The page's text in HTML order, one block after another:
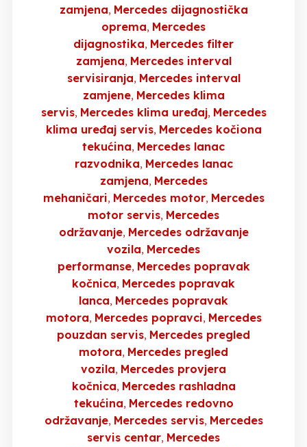
zamjena Mercedes dijagnostička
oprema Mercedes
dijagnostika Mercedes filter
zamjena Mercedes interval
servisiranja Mercedes interval
zamjene Mercedes klima
servis Mercedes klima uređaj Mercedes
klima uređaj servis Mercedes kočiona
tekućina Mercedes lanac
razvodnika Mercedes lanac
zamjena Mercedes
mehaničari Mercedes motor Mercedes
motor servis Mercedes
održavanje Mercedes održavanje
vozila Mercedes
performanse Mercedes popravak
kočnica Mercedes popravak
lanca Mercedes popravak
motora Mercedes popravci Mercedes
pouzdan servis Mercedes pregled
motora Mercedes pregled
vozila Mercedes provjera
kočnica Mercedes rashladna
tekućina Mercedes redovno
održavanje Mercedes servis Mercedes
servis centar Mercedes